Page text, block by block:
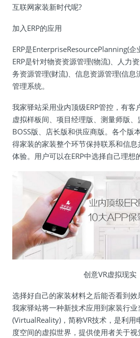
互联网家装新时代呢?
加入ERP的应用
ERP是EnterpriseResourcePlanning(企
ERP是针对物资资源管理(物流)、人力
务资源管理(财流)、信息资源管理(信息
管理系统。
我家驿站采用业内顶级ERP管控，有客
虚拟样板间、项目经理版、测量师版、
BOSS版、店长版和供应商版。各个版
得家装的家装整个环节保持联系和信
体验。用户可以在ERP中选择自己理想
创意VR虚拟现实
选择好自己的家装材料之后能否看到效
我家驿站将一种新技术应用到家装行
(VirtualReality)，简称VR技术，是利用
度空间的虚拟世界，提供使用者关于